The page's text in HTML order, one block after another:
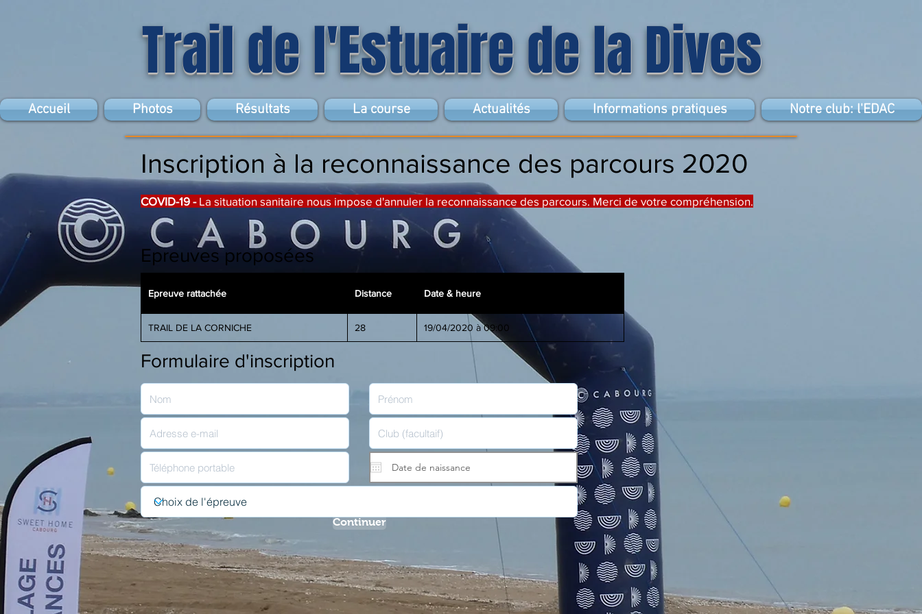
Trail de l'Estuaire de la Dives
Accueil Photos Résultats La course Actualités Informations pratiques Notre club: l'EDAC
Inscription à la reconnaissance des parcours 2020
COVID-19 -La situation sanitaire nous impose d'annuler la reconnaissance des parcours. Merci de votre compréhension.
Epreuves proposées
Epreuve rattachée Distance Date & heure
TRAIL DE LA CORNICHE 28 19/04/2020 à 09:00
Formulaire d'inscription
Continuer